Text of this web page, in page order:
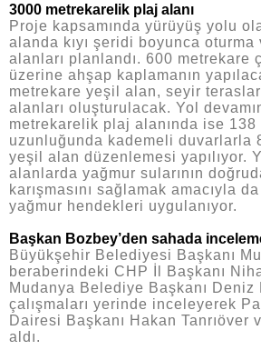
3000 metrekarelik plaj alanı
Proje kapsamında yürüyüş yolu
alanda kıyı şeridi boyunca oturma
alanları planlandı. 600 metrekare
üzerine ahşap kaplamanın
metrekare yeşil alan, seyir
alanları oluşturulacak. Yol
metrekarelik plaj alanında ise 138
uzunluğunda kademeli duvarlarla
yeşil alan düzenlemesi yapılıyor.
alanlarda yağmur sularının
karışmasını sağlamak amacıyla
yağmur hendekleri uygulanıyor.
Başkan Bozbey’den sahada
Büyükşehir Belediyesi Başkanı
beraberindeki CHP İl Başkanı
Mudanya Belediye Başkanı Deniz
çalışmaları yerinde inceleyerek
Dairesi Başkanı Hakan Tanrıöver
aldı.